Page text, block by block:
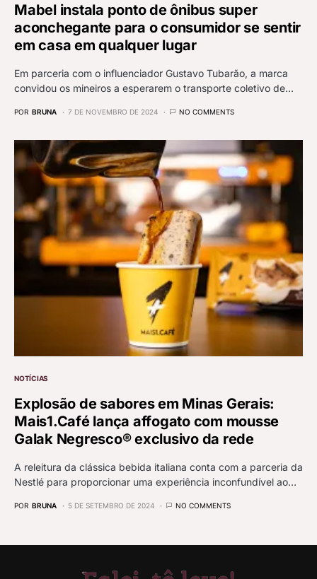
Mabel instala ponto de ônibus super
aconchegante para o consumidor se sentir
em casa em qualquer lugar
Em parceria com o influenciador Gustavo Tubarão, a marca
convidou os mineiros a esperarem o transporte coletivo de…
POR BRUNA 7 DE NOVEMBRO DE 2024 NO COMMENTS
NOTÍCIAS
Explosão de sabores em Minas Gerais:
Mais1.Café lança affogato com mousse
Galak Negresco® exclusivo da rede
A releitura da clássica bebida italiana conta com a parceria da
Nestlé para proporcionar uma experiência inconfundível ao…
POR BRUNA 5 DE SETEMBRO DE 2024 NO COMMENTS